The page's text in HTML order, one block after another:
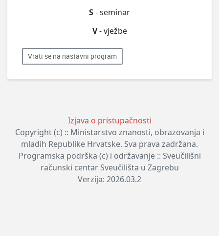
S- seminar
V- vježbe
Vrati se na nastavni program
Izjava o pristupačnosti
Copyright (c) :: Ministarstvo znanosti, obrazovanja i
mladih Republike Hrvatske. Sva prava zadržana.
Programska podrška (c) i održavanje :: Sveučilišni
računski centar Sveučilišta u Zagrebu
Verzija: 2026.03.2